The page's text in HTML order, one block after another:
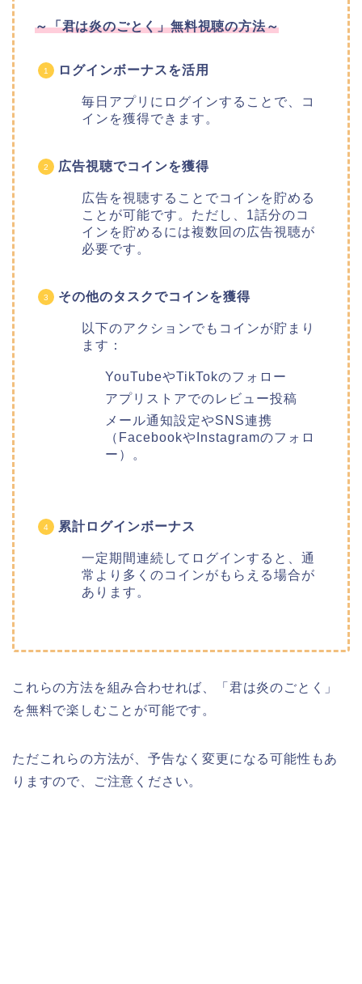
～「君は炎のごとく」無料視聴の方法～
ログインボーナスを活用
毎日アプリにログインすることで、コ
インを獲得できます。
広告視聴でコインを獲得
広告を視聴することでコインを貯める
ことが可能です。ただし、1話分のコ
インを貯めるには複数回の広告視聴が
必要です。
その他のタスクでコインを獲得
以下のアクションでもコインが貯まり
ます：
YouTubeやTikTokのフォロー
アプリストアでのレビュー投稿
メール通知設定やSNS連携
（FacebookやInstagramのフォロ
ー）。
累計ログインボーナス
一定期間連続してログインすると、通
常より多くのコインがもらえる場合が
あります。
これらの方法を組み合わせれば、
「君は炎のごとく」
を無料で楽しむことが可能です。
ただこれらの方法が、予告なく変更になる可能性もあ
りますので、ご注意ください。